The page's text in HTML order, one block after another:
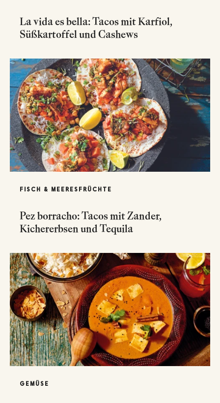
La vida es bella: Tacos mit Karfiol,
Süßkartoffel und Cashews
FISCH & MEERESFRÜCHTE
Pez borracho: Tacos mit Zander,
Kichererbsen und Tequila
GEMÜSE